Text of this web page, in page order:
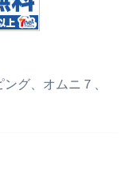
グ、オムニ７、